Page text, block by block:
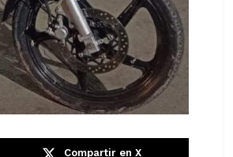
Compartir en X